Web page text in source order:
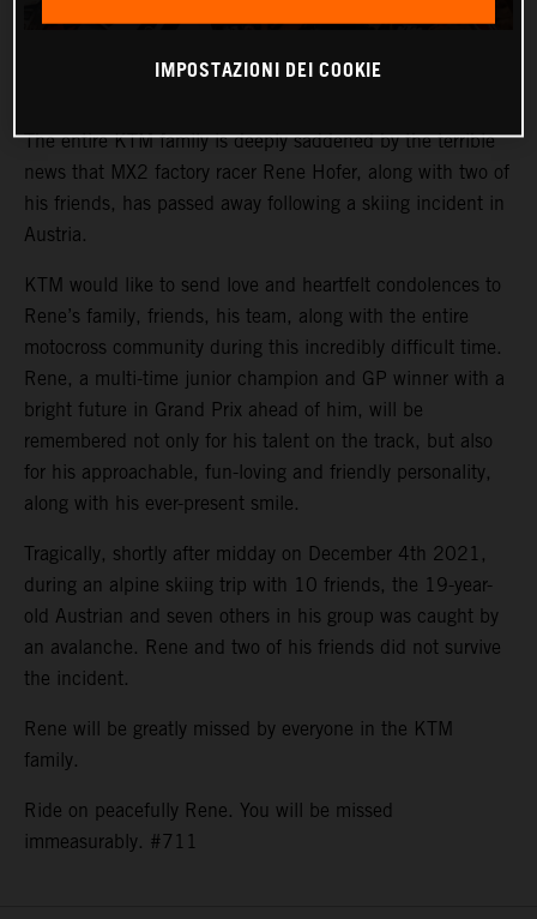
The entire KTM family is deeply saddened by the terrible
news that MX2 factory racer Rene Hofer, along with two of
his friends, has passed away following a skiing incident in
Austria.
KTM would like to send love and heartfelt condolences to
Rene’s family, friends, his team, along with the entire
motocross community during this incredibly difficult time.
Rene, a multi-time junior champion and GP winner with a
bright future in Grand Prix ahead of him, will be
remembered not only for his talent on the track, but also
for his approachable, fun-loving and friendly personality,
along with his ever-present smile.
Tragically, shortly after midday on December 4th 2021,
during an alpine skiing trip with 10 friends, the 19-year-
old Austrian and seven others in his group was caught by
an avalanche. Rene and two of his friends did not survive
the incident.
Rene will be greatly missed by everyone in the KTM
family.
Ride on peacefully Rene. You will be missed
immeasurably. #711
IMPOSTAZIONI DEI COOKIE